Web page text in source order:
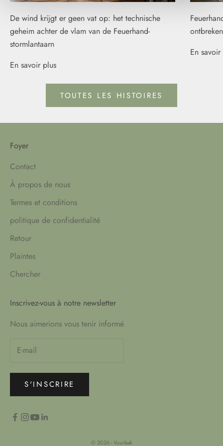
De wind krijgt er geen vat op: het technische
geheim achter de vlam van de Feuerhand-
stormlantaarn
En savoir plus
En
TOUTES LES HISTOIRES
Foyer
Contact
À propos de nous
Termes et conditions
politique de confidentialité
Retour
Plaintes
Chercher
Inscrivez-vous à notre newsletter
Nous aimerions vous tenir informé
S'INSCRIRE
© 2026 - Vuurbak